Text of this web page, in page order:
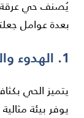
يُصنف حي عرقة
بعدة عوامل
1. الهدوء والرقي
يتميز الحي
يوفر بيئة